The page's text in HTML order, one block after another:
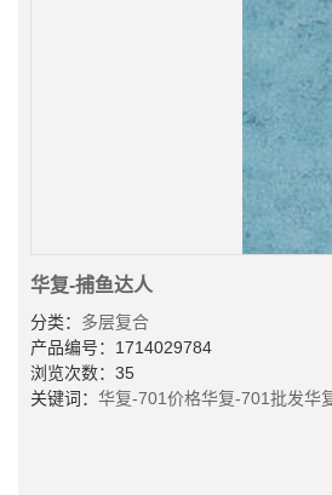
华复-捕鱼达人
分类： 多层复合
产品编号：1714029784
浏览次数：35
关键词： 华复-701价格华复-701批发华